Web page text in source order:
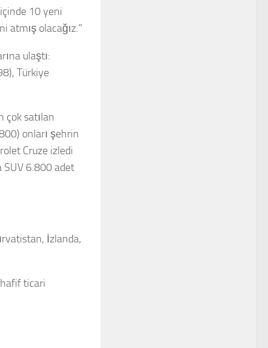
10 yeni
atmış olacağız.”
ulaştı:
Türkiye
çok satılan
onları şehrin
Cruze izledi
SUV 6.800 adet
İzlanda,
ticari